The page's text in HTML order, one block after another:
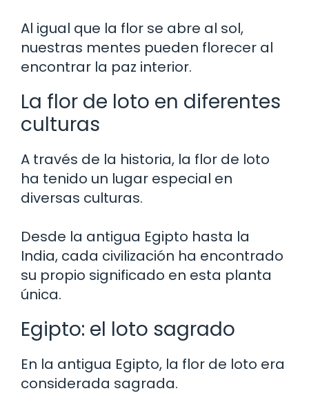
Al igual que la flor se abre al sol,
nuestras mentes pueden florecer al
encontrar la paz interior.
La flor de loto en diferentes
culturas
A través de la historia, la flor de loto
ha tenido un lugar especial en
diversas culturas.
Desde la antigua Egipto hasta la
India, cada civilización ha encontrado
su propio significado en esta planta
única.
Egipto: el loto sagrado
En la antigua Egipto, la flor de loto era
considerada sagrada.